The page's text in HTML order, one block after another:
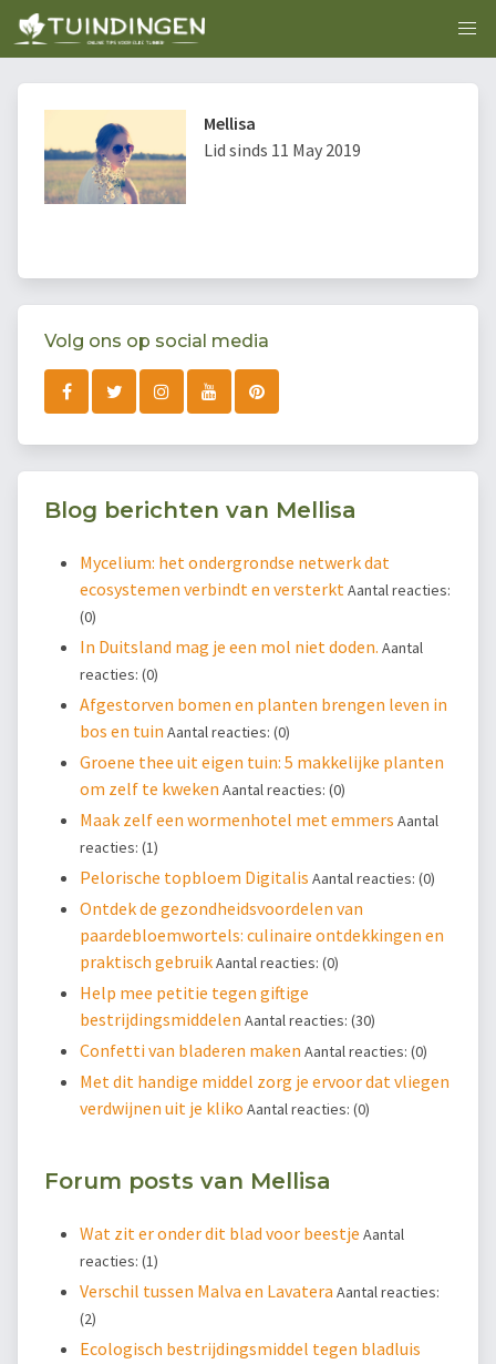
Blog berichten van Mellisa
Mycelium: het ondergrondse netwerk dat
ecosystemen verbindt en versterktAantal reacties:
(0)
In Duitsland mag je een mol niet doden. Aantal
reacties: (0)
Afgestorven bomen en planten brengen leven in
bos en tuin Aantal reacties: (0)
Groene thee uit eigen tuin: 5 makkelijke planten
om zelf te kweken Aantal reacties: (0)
Maak zelf een wormenhotel met emmers Aantal
reacties: (1)
Pelorische topbloem Digitalis Aantal reacties: (0)
Ontdek de gezondheidsvoordelen van
paardebloemwortels: culinaire ontdekkingen en
praktisch gebruikAantal reacties: (0)
Help mee petitie tegen giftige
bestrijdingsmiddelen Aantal reacties: (30)
Confetti van bladeren maken Aantal reacties: (0)
Met dit handige middel zorg je ervoor dat vliegen
verdwijnen uit je kliko Aantal reacties: (0)
Forum posts van Mellisa
Wat zit er onder dit blad voor beestje Aantal
reacties: (1)
Verschil tussen Malva en Lavatera Aantal reacties:
(2)
Ecologisch bestrijdingsmiddel tegen bladluis
Mellisa
Lid sinds 11 May 2019
Volg ons op social media